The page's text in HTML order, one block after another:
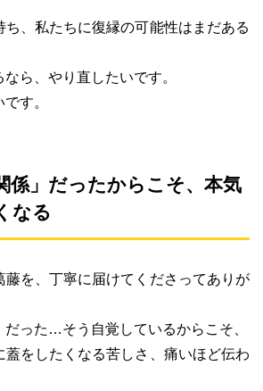
ち、私たちに復縁の可能性はまだある
ら、やり直したいです。
す。
係」だったからこそ、本気
なる
藤を、丁寧に届けてくださってありが
だった…そう自覚しているからこそ、
蓋をしたくなる苦しさ、痛いほど伝わ